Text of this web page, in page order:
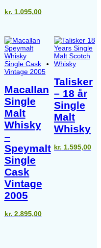
kr. 1.095,00
Macallan
Single
Malt
Whisky
–
Speymalt
Single
Cask
Vintage
2005
kr. 2.895,00
Talisker
– 18 år
Single
Malt
Whisky
kr. 1.595,00